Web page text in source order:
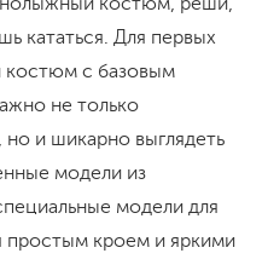
кататься. Для первых
костюм с базовым
не только
но и шикарно выглядеть
модели из
модели для
простым кроем и яркими